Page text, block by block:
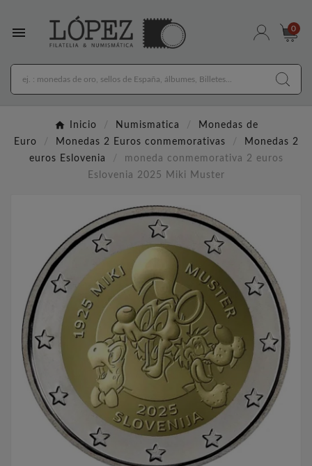
 0
Inicio Numismatica
Monedas de
Euro
Monedas 2 Euros conmemorativas
Monedas 2
euros Eslovenia
moneda conmemorativa 2 euros
Eslovenia 2025 Miki Muster